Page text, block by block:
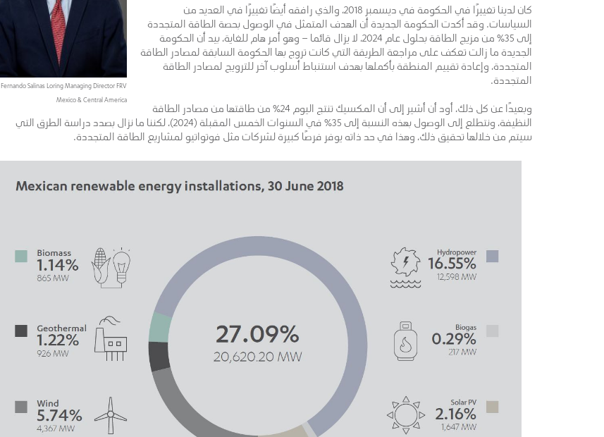
Fernando Salinas Loring Managing Director FRV
Mexico & Central America
كان لدينا تغييرًا في الحكومة في ديسمبر 2018، والذي رافقه أيضًا تغييرًا في العديد من
السياسات. وقد أكدت الحكومة الجديدة أن الهدف المتمثل في الوصول بحصة الطاقة المتجددة
إلى 35٪ من مزيج الطاقة بحلول عام 2024، لا يزال قائما – وهو أمر هام للغاية، بيد أن الحكومة
الجديدة ما زالت تعكف على مراجعة الطريقة التي كانت تروج بها الحكومة السابقة لمصادر الطاقة
المتجددة، وإعادة تقييم المنطقة بأكملها بهدف استنباط أسلوب آخر للترويج لمصادر الطاقة
المتجددة.
وبعيدًا عن كل ذلك، أود أن أشير إلى أن المكسيك تنتج اليوم 24٪ من طاقتها من مصادر الطاقة
النظيفة، ونتطلع إلى الوصول بهذه النسبة إلى 35٪ في السنوات الخمس المقبلة (2024)، لكننا ما نزال بصدد دراسة الطرق التي
سيتم من خلالها تحقيق ذلك، وهذا في حد ذاته يوفر فرصًا كبيرة لشركات مثل فوتواتيو لمشاريع الطاقة المتجددة.